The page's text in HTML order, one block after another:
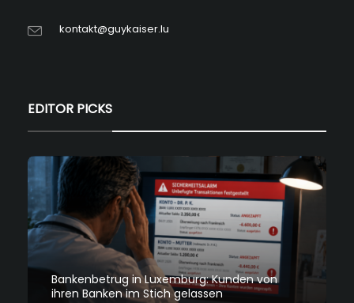
kontakt@guykaiser.lu
EDITOR PICKS
Bankenbetrug in Luxemburg: Kunden von
ihren Banken im Stich gelassen